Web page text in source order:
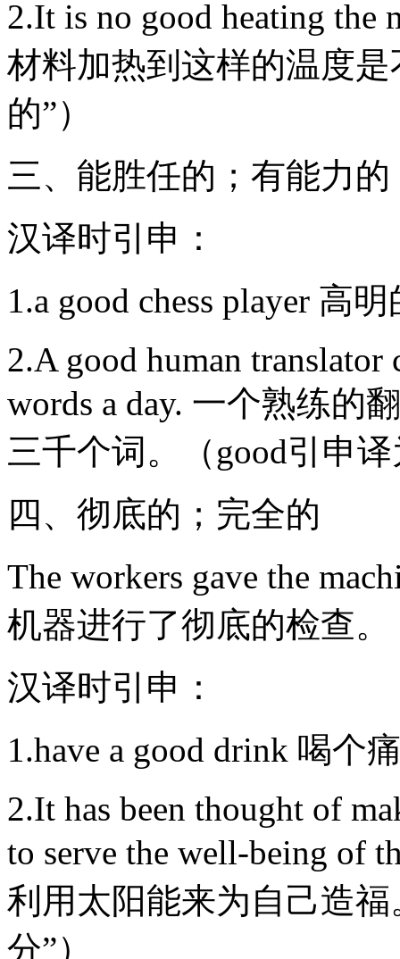
2.It is no good heating the
材料加热到这样的温度
的”）
三、能胜任的；有能
汉译时引申：
1.a good chess player
2.A good human translator
words a day. 一个熟练的
三千个词。（good引
四、彻底的；完全的
The workers gave the
机器进行了彻底的检查。
汉译时引申：
1.have a good drink
2.It has been thought of
to serve the well-being of
利用太阳能来为自己造福
分”）